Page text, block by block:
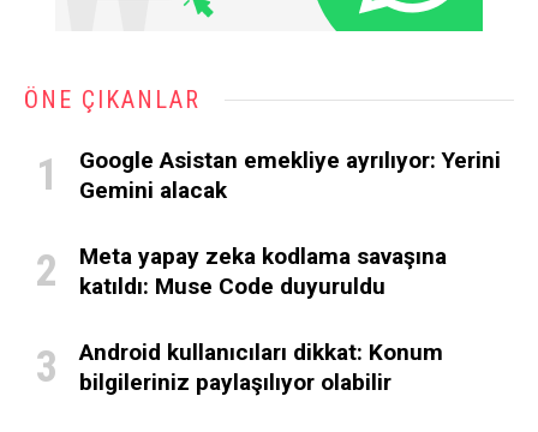
ÖNE ÇIKANLAR
Google Asistan emekliye ayrılıyor: Yerini
Gemini alacak
Meta yapay zeka kodlama savaşına
katıldı: Muse Code duyuruldu
Android kullanıcıları dikkat: Konum
bilgileriniz paylaşılıyor olabilir